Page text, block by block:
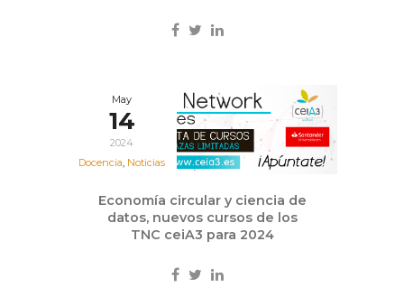
May
14
2024
Docencia, Noticias
Economía circular y ciencia de
datos, nuevos cursos de los
TNC ceiA3 para 2024